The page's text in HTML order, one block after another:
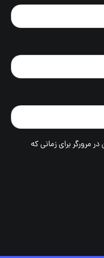
مرورگر برای زمانی که